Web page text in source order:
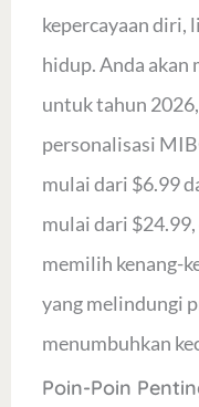
kepercayaan diri,
hidup. Anda
untuk tahun
personalisasi
mulai dari $6.99
mulai dari
memilih kenang-
yang melindungi
menumbuhkan
Poin-Poin